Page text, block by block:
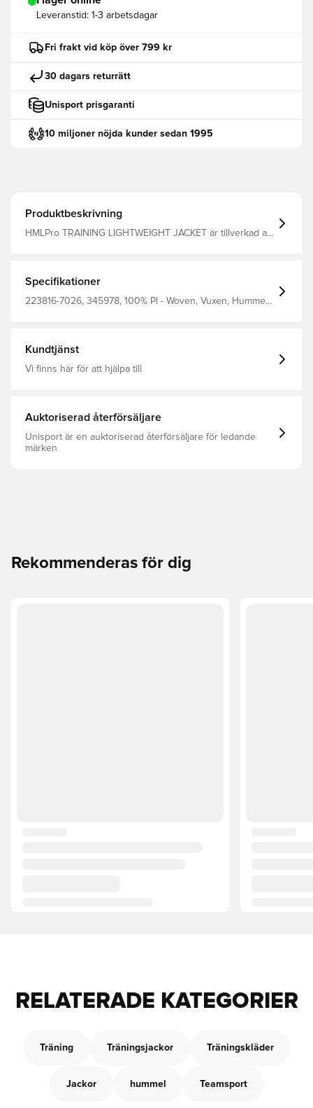
Leveranstid: 1-3 arbetsdagar
Fri frakt vid köp över 799 kr
30 dagars returrätt
Unisport prisgaranti
10 miljoner nöjda kunder sedan 1995
Produktbeskrivning
HMLPro TRAINING LIGHTWEIGHT JACKET är tillverkad av
och elastisk bindning i fållen.
Specifikationer
223816-7026, 345978, 100% Pl - Woven, Vuxen, Hummel
Kundtjänst
Vi finns här för att hjälpa till
Auktoriserad återförsäljare
Unisport är en auktoriserad återförsäljare för ledande
märken
Rekommenderas för dig
RELATERADE KATEGORIER
Träning Träningsjackor Träningskläder
Jackor hummel Teamsport